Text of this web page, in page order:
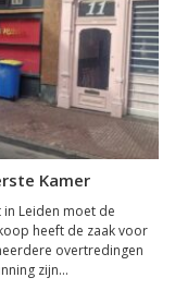
Kamer
in Leiden moet de
heeft de zaak voor
overtredingen
zijn...